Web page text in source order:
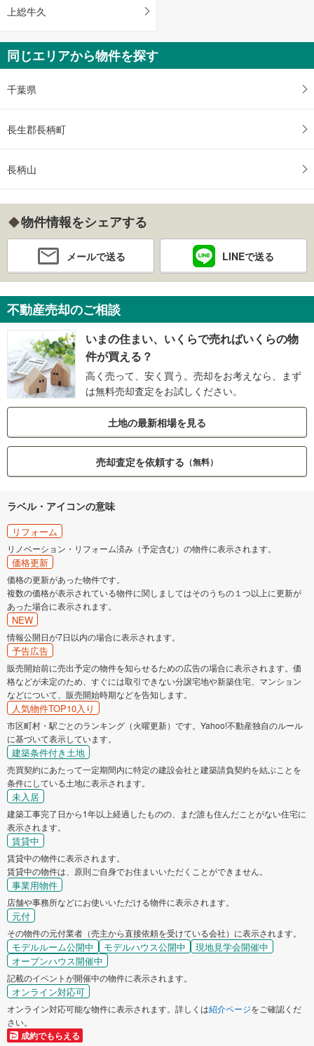
上総牛久
同じエリアから物件を探す
千葉県
長生郡長柄町
長柄山
物件情報をシェアする
メールで送る LINEで送る
不動産売却のご相談
いまの住まい、いくらで売ればいくらの物
件が買える？
高く売って、安く買う。売却をお考えなら、まず
は無料売却査定をお試しください。
土地の最新相場を見る
売却査定を依頼する （無料）
ラベル・アイコンの意味
リフォーム
リノベーション・リフォーム済み（予定含む）の物件に表示されます。
価格更新
価格の更新があった物件です。
複数の価格が表示されている物件に関しましてはそのうちの１つ以上に更新が
あった場合に表示されます。
NEW
情報公開日が7日以内の場合に表示されます。
予告広告
販売開始前に売出予定の物件を知らせるための広告の場合に表示されます。価
格などが未定のため、すぐには取引できない分譲宅地や新築住宅、マンション
などについて、販売開始時期などを告知します。
人気物件TOP10入り
市区町村・駅ごとのランキング（火曜更新）です。Yahoo!不動産独自のルール
に基づいて表示しています。
建築条件付き土地
売買契約にあたって一定期間内に特定の建設会社と建築請負契約を結ぶことを
条件にしている土地に表示されます。
未入居
建築工事完了日から1年以上経過したものの、まだ誰も住んだことがない住宅に
表示されます。
賃貸中
賃貸中の物件に表示されます。
賃貸中の物件は、原則ご自身でお住まいいただくことができません。
事業用物件
店舗や事務所などにお使いいただける物件に表示されます。
元付
その物件の元付業者（売主から直接依頼を受けている会社）に表示されます。
モデルルーム公開中 モデルハウス公開中
現地見学会開催中
オープンハウス開催中
記載のイベントが開催中の物件に表示されます。
オンライン対応可
オンライン対応可能な物件に表示されます。詳しくは紹介ページをご確認くだ
さい。
成約でもらえる